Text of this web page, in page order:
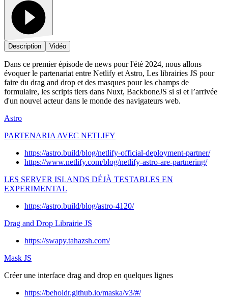
Description Vidéo
Dans ce premier épisode de news pour l'été 2024, nous allons
évoquer le partenariat entre Netlify et Astro, Les librairies JS pour
faire du drag and drop et des masques pour les champs de
formulaire, les scripts tiers dans Nuxt, BackboneJS si si et l’arrivée
d'un nouvel acteur dans le monde des navigateurs web.
Astro
PARTENARIA AVEC NETLIFY
https://astro.build/blog/netlify-official-deployment-partner/
https://www.netlify.com/blog/netlify-astro-are-partnering/
LES SERVER ISLANDS DÉJÀ TESTABLES EN
EXPERIMENTAL
https://astro.build/blog/astro-4120/
Drag and Drop Librairie JS
https://swapy.tahazsh.com/
Mask JS
Créer une interface drag and drop en quelques lignes
https://beholdr.github.io/maska/v3/#/